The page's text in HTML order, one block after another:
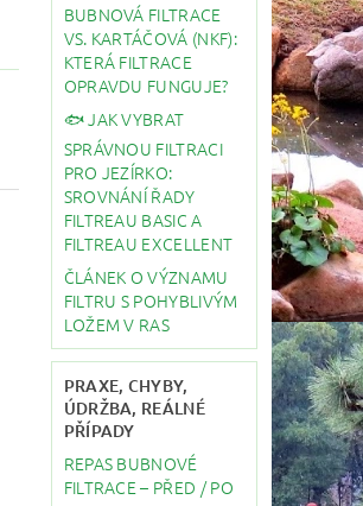
BUBNOVÁ FILTRACE
VS. KARTÁČOVÁ (NKF):
KTERÁ FILTRACE
OPRAVDU FUNGUJE?
🐟 JAK VYBRAT
SPRÁVNOU FILTRACI
PRO JEZÍRKO:
SROVNÁNÍ ŘADY
FILTREAU BASIC A
FILTREAU EXCELLENT
ČLÁNEK O VÝZNAMU
FILTRU S POHYBLIVÝM
LOŽEM V RAS
PRAXE, CHYBY,
ÚDRŽBA, REÁLNÉ
PŘÍPADY
REPAS BUBNOVÉ
FILTRACE – PŘED / PO